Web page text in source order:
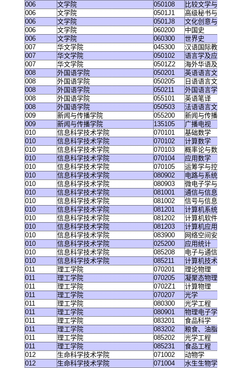
006
文学院 050108
比较文学与
006
文学院 0501J1
高级秘书与
006
文学院 0501J8
文化创意与
006
文学院 060200
中国史
006
文学院 060300
世界史
007
华文学院 045300
汉语国际教育
007
华文学院 050102
语言学及应
007
华文学院 0501Z2
海外华语及
008
外国语学院 050201
英语语言文学
008
外国语学院 050205
日语语言文学
008
外国语学院 050211
外国语言学
008
外国语学院 055101
英语笔译
008
外国语学院 050503
法语语言文学
009
新闻与传播学院 055200
新闻与传播
009
新闻与传播学院 135105
广播电视
010
信息科学技术学院 070101
基础数学
010
信息科学技术学院 070102
计算数学
010
信息科学技术学院 070103
概率论与数
010
信息科学技术学院 070104
应用数学
010
信息科学技术学院 070105
运筹学与控
010
信息科学技术学院 080902
电路与系统
010
信息科学技术学院 080903
微电子学与
010
信息科学技术学院 081001
通信与信息
010
信息科学技术学院 081002
信号与信息
010
信息科学技术学院 081201
计算机系统
010
信息科学技术学院 081202
计算机软件
010
信息科学技术学院 081203
计算机应用
010
信息科学技术学院 083900
网络空间安全
010
信息科学技术学院 025200
应用统计
010
信息科学技术学院 085208
电子与通信
010
信息科学技术学院 085211
计算机技术
011
理工学院 070201
理论物理
011
理工学院 070205
凝聚态物理
011
理工学院 0702Z1
计算物理
011
理工学院 070207
光学
011
理工学院 080300
光学工程
011
理工学院 080901
物理电子学
011
理工学院 083201
食品科学
011
理工学院 083202
粮食、油脂
011
理工学院 085202
光学工程
011
理工学院 085231
食品工程
012
生命科学技术学院 071002
动物学
012
生命科学技术学院 071004 水生生物学